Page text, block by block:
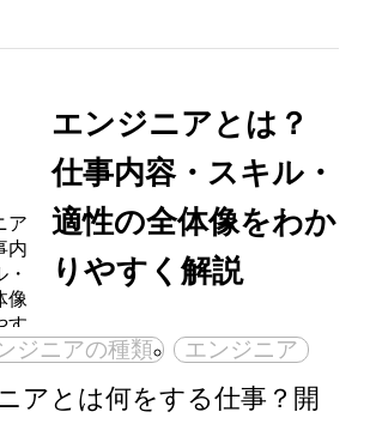
エンジニアとは？
仕事内容・スキル・
適性の全体像をわか
りやすく解説
ジニアの種類 エンジニア
アとは何をする仕事？開